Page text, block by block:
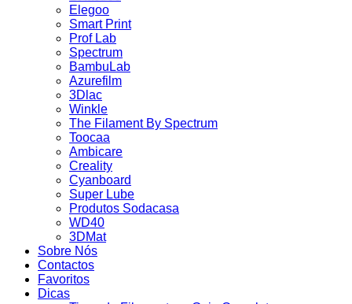
Elegoo
Smart Print
Prof Lab
Spectrum
BambuLab
Azurefilm
3Dlac
Winkle
The Filament By Spectrum
Toocaa
Ambicare
Creality
Cyanboard
Super Lube
Produtos Sodacasa
WD40
3DMat
Sobre Nós
Contactos
Favoritos
Dicas